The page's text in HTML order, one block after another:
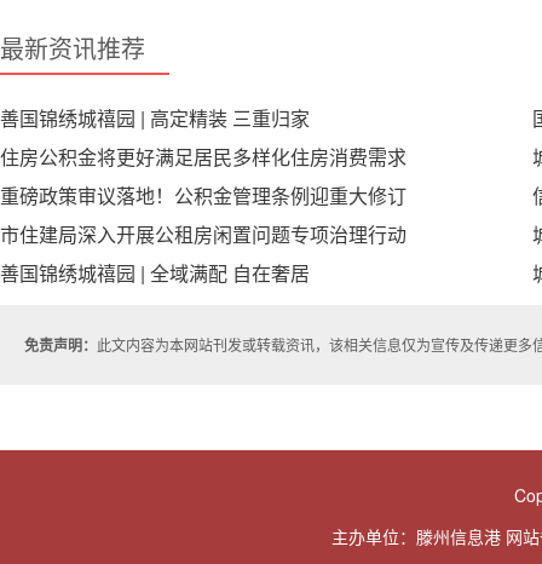
最新资讯推荐
善国锦绣城禧园 | 高定精装 三重归家
住房公积金将更好满足居民多样化住房消费需求
重磅政策审议落地！公积金管理条例迎重大修订
市住建局深入开展公租房闲置问题专项治理行动
善国锦绣城禧园 | 全域满配 自在奢居
免责声明： 此文内容为本网站刊发或转载资讯，该相关信息仅为宣传及传递更多
主办单位：滕州信息港 网